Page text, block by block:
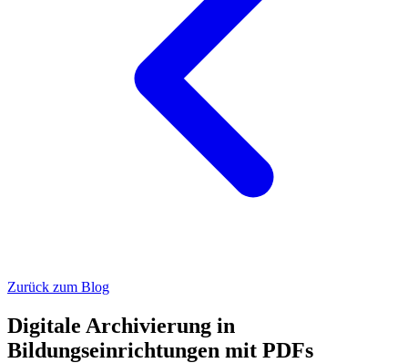
Zurück zum Blog
Digitale Archivierung in
Bildungseinrichtungen mit PDFs